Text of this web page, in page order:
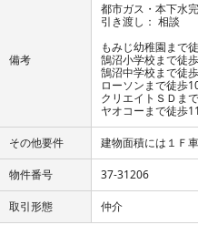
備考
都市ガス・本下水
引き渡し： 相談
もみじ幼稚園まで
鵠沼小学校まで徒
鵠沼中学校まで徒
ローソンまで徒歩
クリエイトＳＤま
ヤオコーまで徒歩
その他要件 建物面積には１Ｆ
物件番号 37-31206
取引形態 仲介